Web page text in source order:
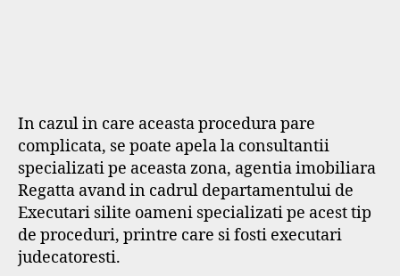
In cazul in care aceasta procedura pare
complicata, se poate apela la consultantii
specializati pe aceasta zona, agentia imobiliara
Regatta avand in cadrul departamentului de
Executari silite oameni specializati pe acest tip
de proceduri, printre care si fosti executari
judecatoresti.